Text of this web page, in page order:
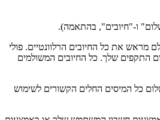
ו-"חיובים", בהתאמה).
את כל החיובים הרלוונטיים. פולי
התקפים שלך. כל החיובים המשולמים
כל המיסים החלים הקשורים לשימוש